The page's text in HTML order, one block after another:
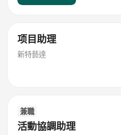
项目助理
新特藝達
兼職
活動協調助理